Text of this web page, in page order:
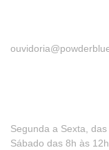
Segunda a Sexta,
Sábado das 8h às 12h